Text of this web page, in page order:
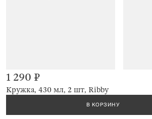
Кружка, 430 мл, 2 шт, Ribby
1 290 ₽
В КОРЗИНУ